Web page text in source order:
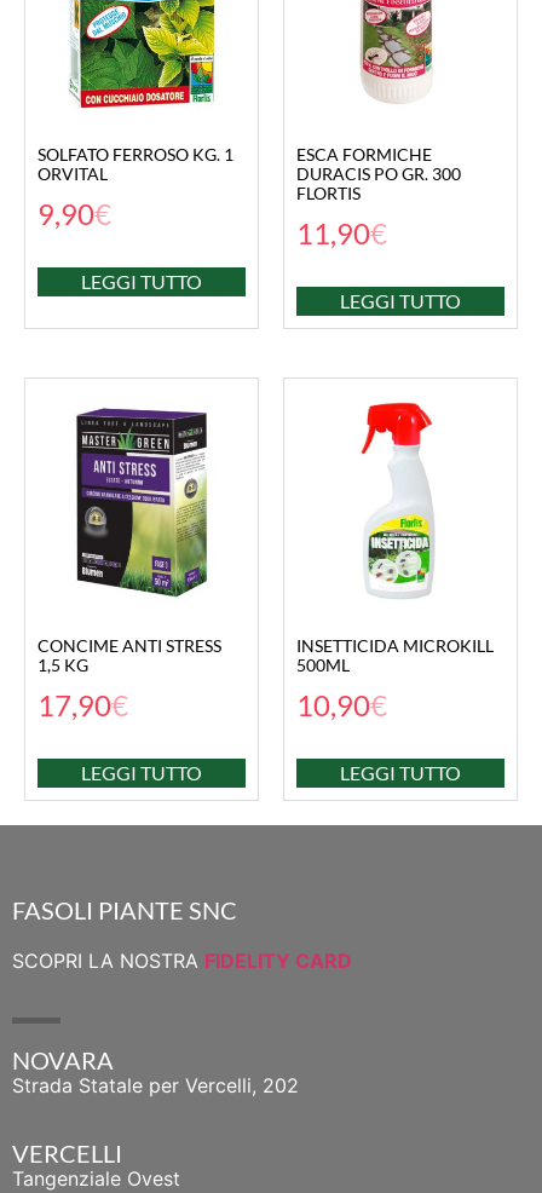
SOLFATO FERROSO KG. 1
ORVITAL
9,90€
LEGGI TUTTO
ESCA FORMICHE
DURACIS PO GR. 300
FLORTIS
11,90€
LEGGI TUTTO
CONCIME ANTI STRESS
1,5 KG
17,90€
LEGGI TUTTO
INSETTICIDA MICROKILL
500ML
10,90€
LEGGI TUTTO
FASOLI PIANTE SNC
SCOPRI LA NOSTRA FIDELITY CARD
NOVARA
Strada Statale per Vercelli, 202
VERCELLI
Tangenziale Ovest